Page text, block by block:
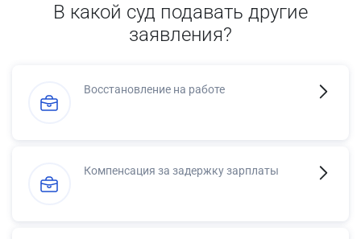
В какой суд подавать другие
заявления?
Восстановление на работе
Компенсация за задержку зарплаты